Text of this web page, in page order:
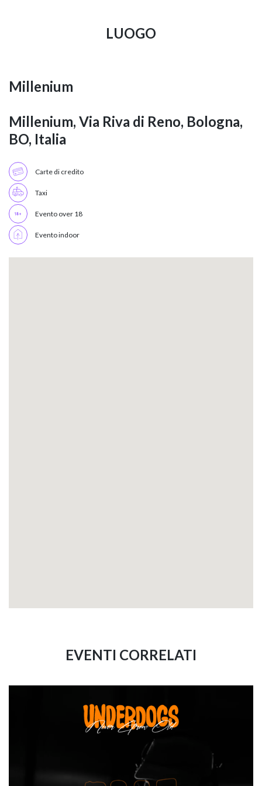
LUOGO
Millenium
Millenium, Via Riva di Reno, Bologna,
BO, Italia
Carte di credito
Taxi
Evento over 18
Evento indoor
EVENTI CORRELATI